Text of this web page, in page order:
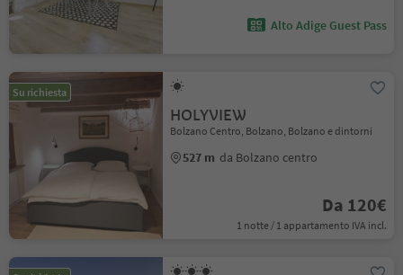
Alto Adige Guest Pass
Su richiesta
HOLYVIEW
Bolzano Centro, Bolzano, Bolzano e dintorni
527 m da Bolzano centro
Da 120€
1 notte / 1 appartamento IVA incl.